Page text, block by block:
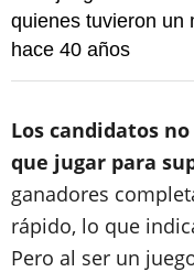
quienes tuvieron un
hace 40 años
Los candidatos
que jugar para
ganadores
rápido, lo que
Pero al ser un